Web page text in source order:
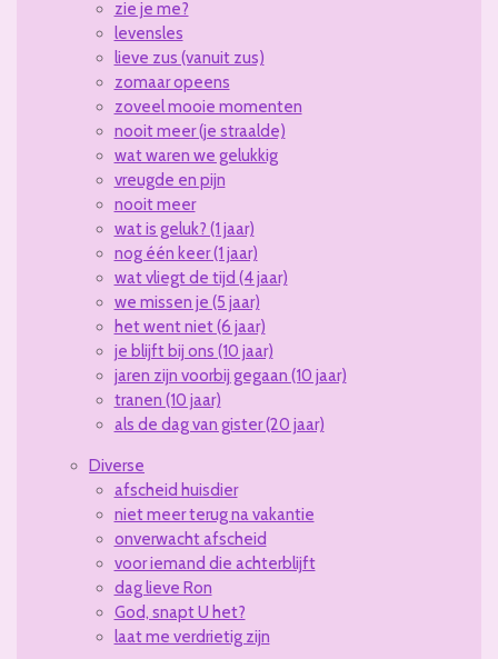
zie je me?
levensles
lieve zus (vanuit zus)
zomaar opeens
zoveel mooie momenten
nooit meer (je straalde)
wat waren we gelukkig
vreugde en pijn
nooit meer
wat is geluk? (1 jaar)
nog één keer (1 jaar)
wat vliegt de tijd (4 jaar)
we missen je (5 jaar)
het went niet (6 jaar)
je blijft bij ons (10 jaar)
jaren zijn voorbij gegaan (10 jaar)
tranen (10 jaar)
als de dag van gister (20 jaar)
Diverse
afscheid huisdier
niet meer terug na vakantie
onverwacht afscheid
voor iemand die achterblijft
dag lieve Ron
God, snapt U het?
laat me verdrietig zijn